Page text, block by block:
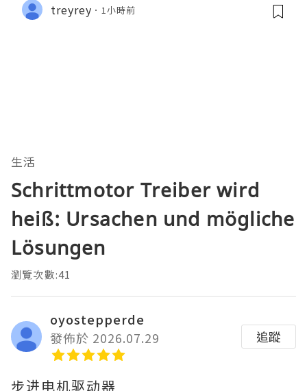
treyrey 1小時前
生活
Schrittmotor Treiber wird
heiß: Ursachen und mögliche
Lösungen
瀏覽次數:41
oyostepperde
發佈於 2026.07.29
追蹤
步进电机驱动器